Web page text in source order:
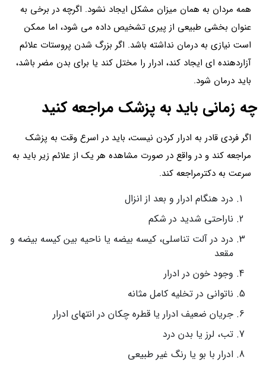
همه مردان به همان میزان مشکل ایجاد نشود. اگرچه در برخی به
عنوان بخشی طبیعی از پیری تشخیص داده می شود، اما ممکن
است نیازی به درمان نداشته باشد. اگر بزرگ شدن پروستات علائم
آزاردهنده ای ایجاد کند، ادرار را مختل کند یا برای بدن مضر باشد،
باید درمان شود.
چه زمانی باید به پزشک مراجعه کنید
اگر فردی قادر به ادرار کردن نیست، باید در اسرع وقت به پزشک
مراجعه کند و در واقع در صورت مشاهده هر یک از علائم زیر باید به
سرعت به دکترمراجعه کند.
درد هنگام ادرار و بعد از انزال
ناراحتی شدید در شکم
درد در آلت تناسلی، کیسه بیضه یا ناحیه بین کیسه بیضه و
مقعد
وجود خون در ادرار
ناتوانی در تخلیه کامل مثانه
جریان ضعیف ادرار یا قطره چکان در انتهای ادرار
تب، لرز یا بدن درد
ادرار با بو یا رنگ غیر طبیعی